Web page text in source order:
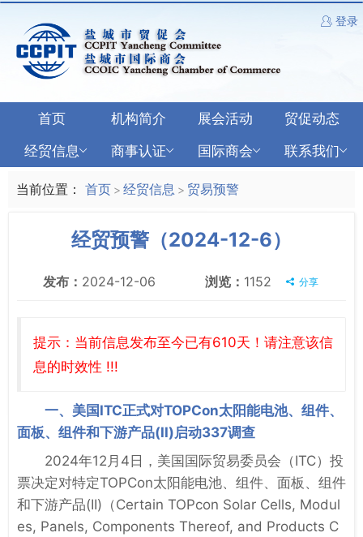
登录
首页 机构简介 展会活动
贸促动态
经贸信息
商事认证 国际商会 联系我们
当前位置： 首页 > 经贸信息 > 贸易预警
经贸预警（2024-12-6）
发布： 2024-12-06 浏览： 1152 分享
提示：当前信息发布至今已有610天！请注意该信
息的时效性 !!!
一、美国ITC正式对TOPCon太阳能电池、组件、
面板、组件和下游产品(II)启动337调查
2024年12月4日，美国国际贸易委员会（ITC）投
票决定对特定TOPCon太阳能电池、组件、面板、组件
和下游产品(II)（Certain TOPcon Solar Cells, Modul
es, Panels, Components Thereof, and Products C